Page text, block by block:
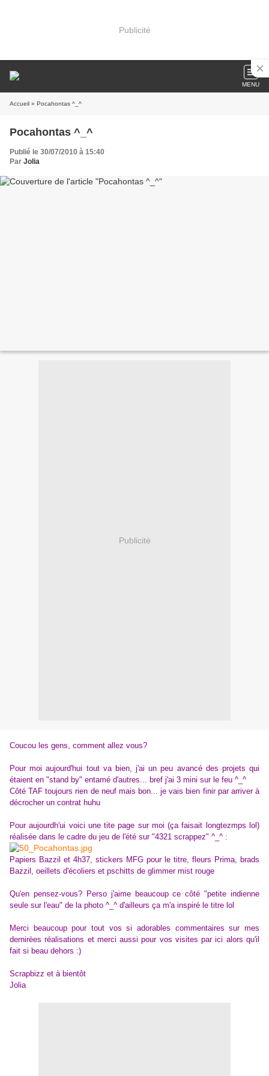
Publicité
MENU
Accueil » Pocahontas ^_^
Pocahontas ^_^
Publié le 30/07/2010 à 15:40
Par Jolia
Publicité
Coucou les gens, comment allez vous?
Pour moi aujourd'hui tout va bien, j'ai un peu avancé des projets qui
étaient en "stand by" entamé d'autres... bref j'ai 3 mini sur le feu ^_^
Côté TAF toujours rien de neuf mais bon... je vais bien finir par arriver à
décrocher un contrat huhu
Pour aujourdh'ui voici une tite page sur moi (ça faisait longtezmps lol)
réalisée dans le cadre du jeu de l'été sur "4321 scrappez" ^_^ :
Papiers Bazzil et 4h37, stickers MFG pour le titre, fleurs Prima, brads
Bazzil, oeillets d'écoliers et pschitts de glimmer mist rouge
Qu'en pensez-vous? Perso j'aime beaucoup ce côté "petite indienne
seule sur l'eau" de la photo ^_^ d'ailleurs ça m'a inspiré le titre lol
Merci beaucoup pour tout vos si adorables commentaires sur mes
dernirèes réalisations et merci aussi pour vos visites par ici alors qu'il
fait si beau dehors :)
Scrapbizz et à bientôt
Jolia